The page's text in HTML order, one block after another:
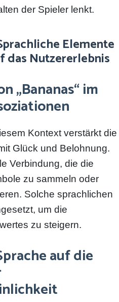
der Spieler lenkt.
Elemente
das Nutzererlebnis
„Bananas“ im
Kontext verstärkt die
Glück und Belohnung.
Verbindung, die die
zu sammeln oder
Solche sprachlichen
um die
zu steigern.
auf die